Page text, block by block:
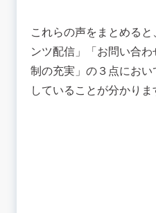
これらの声をまとめる
ンツ配信」「お問い合
制の充実」の３点にお
していることが分かりま